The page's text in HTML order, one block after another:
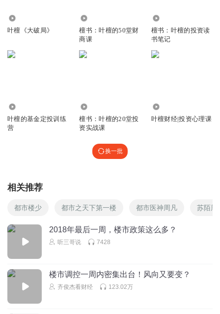
大0.4个百分点，北上广深圳分别下降1.6%、0.8%、1.4%和
0.7%。三线城市二手住宅销售价格环比均下降0.9%，环比
降幅同样在扩大，也是0.4个百分点。
在降首付等大招出台之前，本周房地产领域谈论最多的话题
是政府收储。市场大小作文疯传，在政府收储刺激下，沪港
万科港股大涨超过35%，A股股价破9，市值重回千亿。最
房地产板块之所以如此强势，除了降首付等消息，最近疯传
方政府利用银行贷款，购买几百万套的未售出住房，以缓解
房屋过剩的问题。
5月16日晚，财新报道，住建部、金融监管总局、国有大行
等机构正在探讨收购存量住房。
5月17日，靴子落地，央行正式宣布：
设立3000亿元保障性住房再贷款，鼓励引导金融机构按照
好好过好每一天
叶檀《大破局》
檀书：叶檀的50堂财
商课
檀书：叶檀的投资读
书笔记
叶檀的基金定投训练
营
檀书：叶檀的20堂投
资实战课
叶檀财经|投资心理课
换一批
相关推荐
都市楼少 都市之天下第一楼 都市医神周凡 苏陌周
2018年最后一周，楼市政策这么多？
听三哥说 7428
楼市调控一周内密集出台！风向又要变？
齐俊杰看财经 123.02万